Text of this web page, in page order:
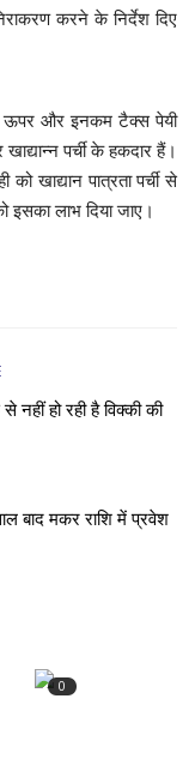
करने के निर्देश दिए
ऊपर और इनकम टैक्स पेयी
पर्ची के हकदार हैं।
खाद्यान पात्रता पर्ची से
इसका लाभ दिया जाए।
हो रही है विक्की की
बाद मकर राशि में प्रवेश
0